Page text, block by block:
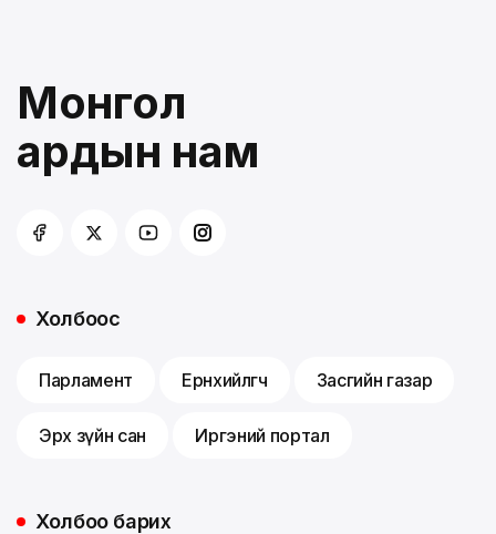
Монгол
ардын нам
Холбоос
Парламент Ерөнхийлөгч Засгийн газар
Эрх зүйн сан Иргэний портал
Холбоо барих